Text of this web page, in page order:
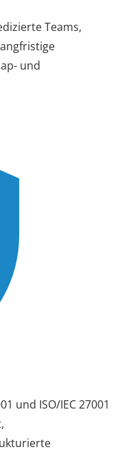
Teams,
und
und ISO/IEC 27001